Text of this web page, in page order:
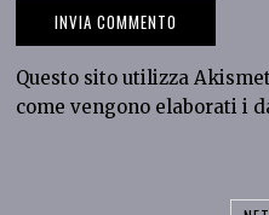
Questo sito utilizza
come vengono elaborati i